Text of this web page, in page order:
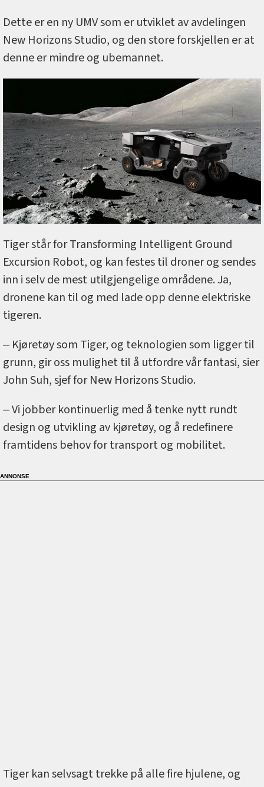
Dette er en ny UMV som er utviklet av avdelingen
New Horizons Studio, og den store forskjellen er at
denne er mindre og ubemannet.
Tiger står for Transforming Intelligent Ground
Excursion Robot, og kan festes til droner og sendes
inn i selv de mest utilgjengelige områdene. Ja,
dronene kan til og med lade opp denne elektriske
tigeren.
‒ Kjøretøy som Tiger, og teknologien som ligger til
grunn, gir oss mulighet til å utfordre vår fantasi, sier
John Suh, sjef for New Horizons Studio.
‒ Vi jobber kontinuerlig med å tenke nytt rundt
design og utvikling av kjøretøy, og å redefinere
framtidens behov for transport og mobilitet.
Tiger kan selvsagt trekke på alle fire hjulene, og